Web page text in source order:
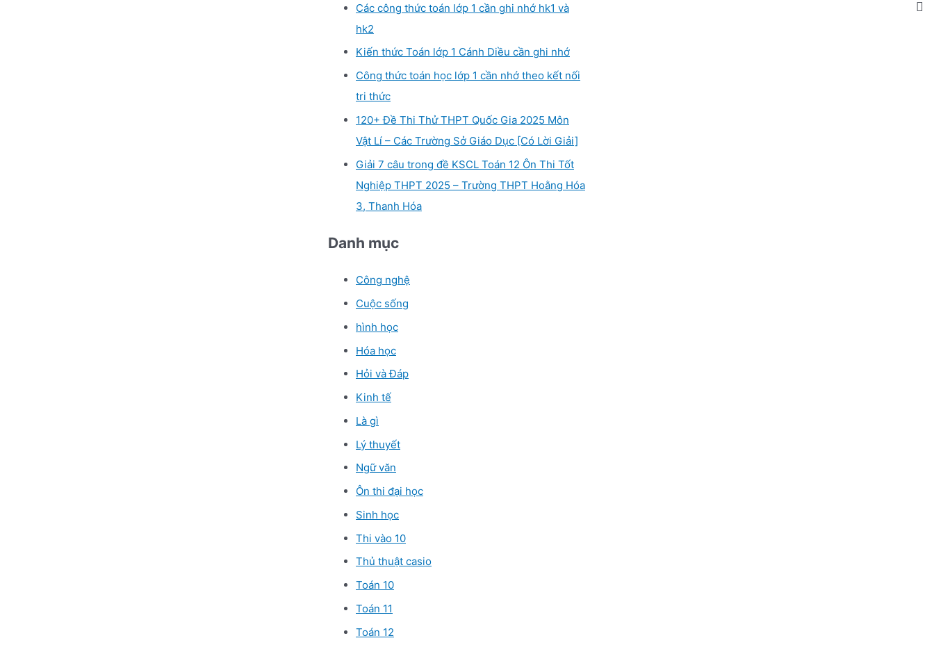
Các công thức toán lớp 1 cần ghi nhớ hk1 và
hk2
Kiến thức Toán lớp 1 Cánh Diều cần ghi nhớ
Công thức toán học lớp 1 cần nhớ theo kết nối
tri thức
120+ Đề Thi Thử THPT Quốc Gia 2025 Môn
Vật Lí – Các Trường Sở Giáo Dục [Có Lời Giải]
Giải 7 câu trong đề KSCL Toán 12 Ôn Thi Tốt
Nghiệp THPT 2025 – Trường THPT Hoằng Hóa
3, Thanh Hóa
Danh mục
Công nghệ
Cuộc sống
hình học
Hóa học
Hỏi và Đáp
Kinh tế
Là gì
Lý thuyết
Ngữ văn
Ôn thi đại học
Sinh học
Thi vào 10
Thủ thuật casio
Toán 10
Toán 11
Toán 12